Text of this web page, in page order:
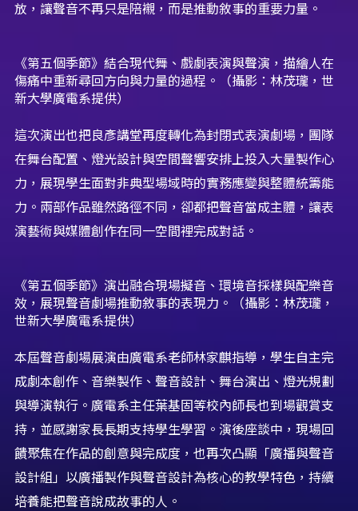
放，讓聲音不再只是陪襯，而是推動敘事的重要力量。
《第五個季節》結合現代舞、戲劇表演與聲演，描繪人在
傷痛中重新尋回方向與力量的過程。（攝影：林茂瓏，世
新大學廣電系提供）
這次演出也把良彥講堂再度轉化為封閉式表演劇場，團隊
在舞台配置、燈光設計與空間聲響安排上投入大量製作心
力，展現學生面對非典型場域時的實務應變與整體統籌能
力。兩部作品雖然路徑不同，卻都把聲音當成主體，讓表
演藝術與媒體創作在同一空間裡完成對話。
《第五個季節》演出融合現場擬音、環境音採樣與配樂音
效，展現聲音劇場推動敘事的表現力。（攝影：林茂瓏，
世新大學廣電系提供）
本屆聲音劇場展演由廣電系老師林家麒指導，學生自主完
成劇本創作、音樂製作、聲音設計、舞台演出、燈光規劃
與導演執行。廣電系主任葉基固等校內師長也到場觀賞支
持，並感謝家長長期支持學生學習。演後座談中，現場回
饋聚焦在作品的創意與完成度，也再次凸顯「廣播與聲音
設計組」以廣播製作與聲音設計為核心的教學特色，持續
培養能把聲音說成故事的人。